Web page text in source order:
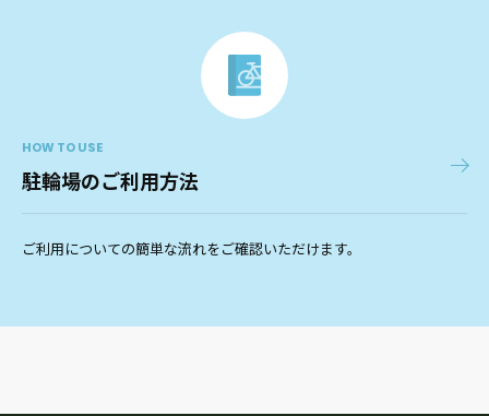
HOW TO USE
駐輪場のご利用方法
ご利用についての簡単な流れをご確認いただけます。